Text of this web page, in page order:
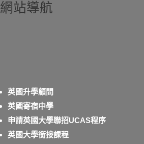
網站導航
英國升學顧問
英國寄宿中學
申請英國大學聯招UCAS程序
英國大學銜接課程